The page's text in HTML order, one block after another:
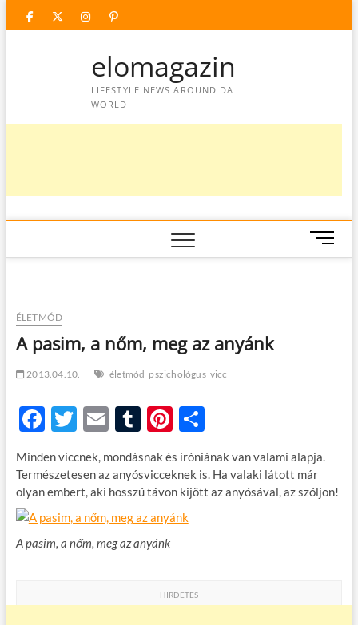
facebooktwitter
instagram
googleplus
pinterest
elomagazin
LIFESTYLE NEWS AROUND DA
WORLD
M
e
ÉLETMÓD
A pasim, a nőm, meg az anyánk
2013.04.10. életmód pszichológus vicc
F
ac
e
b
o
o
T
w
itt
er
E
ail
T
m
bl
r
Pi
nt
er
es
t
O
ss
za
m
Minden viccnek, mondásnak és iróniának van valami alapja.
Természetesen az anyósvicceknek is. Ha valaki látott már
olyan embert, aki hosszú távon kijött az anyósával, az szóljon!
A pasim, a nőm, meg az anyánk
HIRDETÉS